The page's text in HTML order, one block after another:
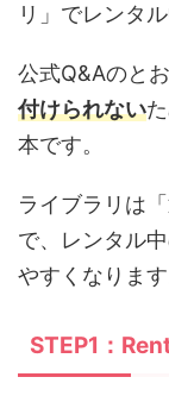
リ」でレンタ
公式Q&Aのと
付けられない
本です。
ライブラリは
で、レンタル
やすくなります
STEP1：